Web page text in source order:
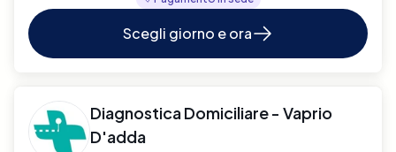
Scegli giorno e ora
Diagnostica Domiciliare - Vaprio
D'adda